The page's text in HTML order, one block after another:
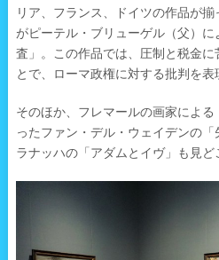
リア、フランス、ドイツの作品が
がピーテル・ブリューゲル（父）
査」。この作品では、圧制と税金に
とで、ローマ政権に対する批判を表
そのほか、フレマールの画家によ
ったファン・デル・ウェイデンの
ラナッハの「アダムとイヴ」も見ど